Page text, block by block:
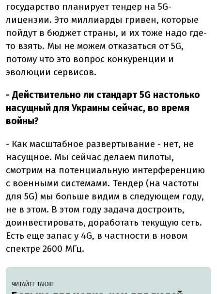
государство планирует тендер на 5G-
лицензии. Это миллиарды гривен, которые
пойдут в бюджет страны, и их тоже надо где-
то взять. Мы не можем отказаться от 5G,
потому что это вопрос конкуренции и
эволюции сервисов.
- Действительно ли стандарт 5G настолько
насущный для Украины сейчас, во время
войны?
- Как масштабное развертывание - нет, не
насущное. Мы сейчас делаем пилоты,
смотрим на потенциальную интерференцию
с военными системами. Тендер (на частоты
для 5G) мы больше видим в следующем году,
не в этом. В этом году задача достроить,
доинвестировать, доработать текущую сеть.
Есть еще запас у 4G, в частности в новом
спектре 2600 МГц.
ЧИТАЙТЕ ТАКЖЕ